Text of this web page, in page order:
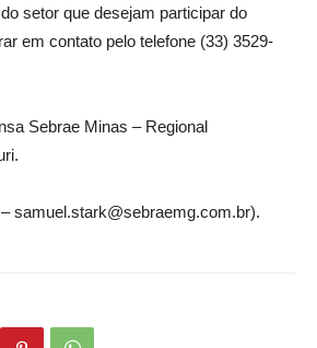
setor que desejam participar do
em contato pelo telefone (33) 3529-
Sebrae Minas – Regional
samuel.stark@sebraemg.com.br).